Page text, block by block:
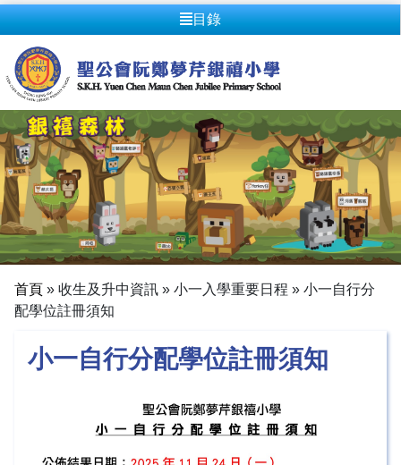
目錄
首頁 » 收生及升中資訊 » 小一入學重要日程 » 小一自行分
配學位註冊須知
小一自行分配學位註冊須知